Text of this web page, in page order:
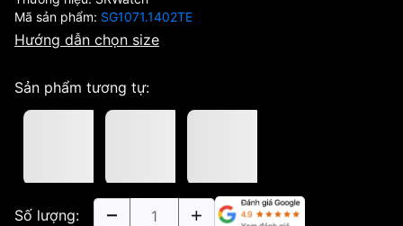
Mã sản phẩm: SG1071.1402TE
Hướng dẫn chọn size
Sản phẩm tương tự:
Số lượng: